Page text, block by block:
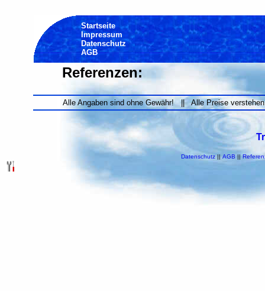
Startseite
Impressum
Datenschutz
AGB
Referenzen:
Alle Angaben sind ohne Gewähr! || Alle Preise
Datenschutz||AGB ||